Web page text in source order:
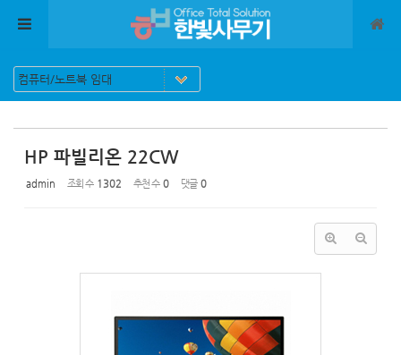
HP 파빌리온 22CW
admin 조회 수 1302 추천 수 0 댓글 0